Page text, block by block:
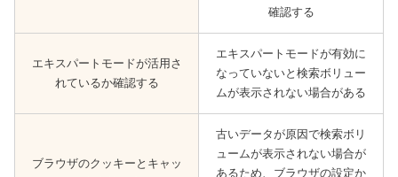
確認する
エキスパートモードが活用さ
れているか確認する
エキスパートモードが有効に
なっていないと検索ボリュー
ムが表示されない場合がある
ブラウザのクッキーとキャッ
古いデータが原因で検索ボリ
ュームが表示されない場合が
あるため、ブラウザの設定か